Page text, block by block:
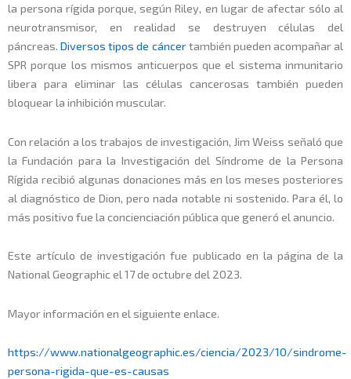
la persona rígida porque, según Riley, en lugar de afectar sólo al
neurotransmisor, en realidad se destruyen células del
páncreas.Diversos tipos de cáncertambién pueden acompañar al
SPR porque los mismos anticuerpos que el sistema inmunitario
libera para eliminar las células cancerosas también pueden
bloquear la inhibición muscular.
Con relación a los trabajos de investigación, Jim Weiss señaló que
la Fundación para la Investigación del Síndrome de la Persona
Rígida recibió algunas donaciones más en los meses posteriores
al diagnóstico de Dion, pero nada notable ni sostenido. Para él, lo
más positivo fue la concienciación pública que generó el anuncio.
Este artículo de investigación fue publicado en la página de la
National Geographic el 17 de octubre del 2023.
Mayor información en el siguiente enlace.
https://www.nationalgeographic.es/ciencia/2023/10/sindrome-
persona-rigida-que-es-causas